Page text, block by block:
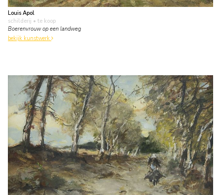
Louis Apol
schilderij • te koop
Boerenvrouw op een landweg
bekijk kunstwerk